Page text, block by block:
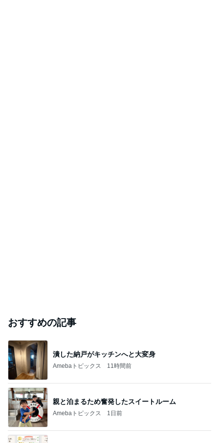
おすすめの記事
潰した納戸がキッチンへと大変身
Amebaトピックス 11時間前
親と泊まるため奮発したスイートルーム
Amebaトピックス 1日前